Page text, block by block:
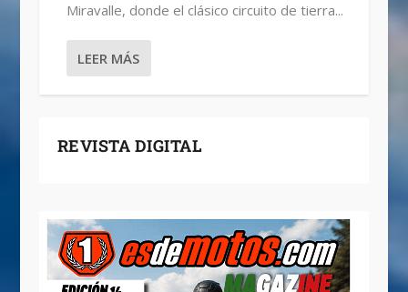
Miravalle, donde el clásico circuito de tierra...
LEER MÁS
REVISTA DIGITAL